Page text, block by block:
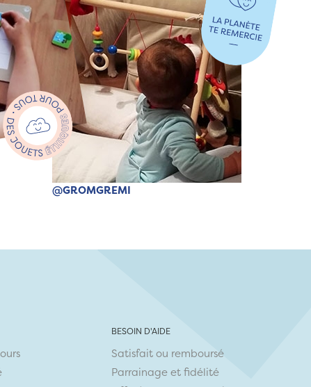
@GROMGREMI
BESOIN D'AIDE
Satisfait ou remboursé
Parrainage et fidélité